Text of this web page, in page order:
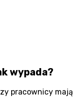
wypada?
pracownicy mają